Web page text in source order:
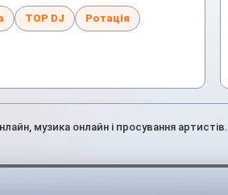
TOP DJ Ротація
музика онлайн і просування артистів.